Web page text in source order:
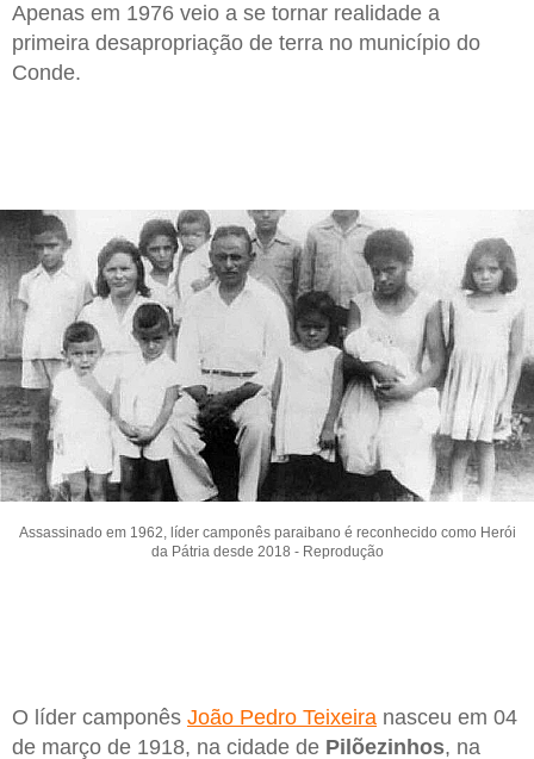
Apenas em 1976 veio a se tornar realidade a
primeira desapropriação de terra no município do
Conde.
Assassinado em 1962, líder camponês paraibano é reconhecido como Herói
da Pátria desde 2018 - Reprodução
O líder camponês João Pedro Teixeira nasceu em 04
de março de 1918, na cidade de Pilõezinhos, na